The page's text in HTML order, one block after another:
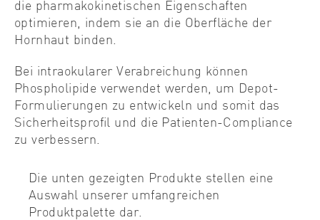
die pharmakokinetischen Eigenschaften
optimieren, indem sie an die Oberfläche der
Hornhaut binden.
Bei intraokularer Verabreichung können
Phospholipide verwendet werden, um Depot-
Formulierungen zu entwickeln und somit das
Sicherheitsprofil und die Patienten-Compliance
zu verbessern.
Die unten gezeigten Produkte stellen eine
Auswahl unserer umfangreichen
Produktpalette dar.